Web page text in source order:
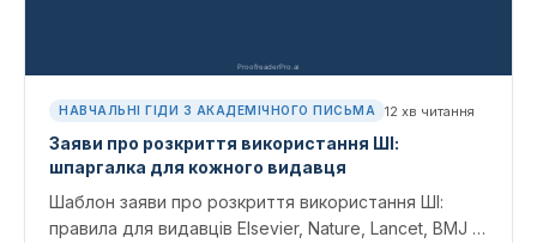
НАВЧАЛЬНІ ГІДИ З АКАДЕМІЧНОГО ПИСЬМА 12 хв читання
Заяви про розкриття використання ШІ:
шпаргалка для кожного видавця
Шаблон заяви про розкриття використання ШІ:
правила для видавців Elsevier, Nature, Lancet, BMJ і